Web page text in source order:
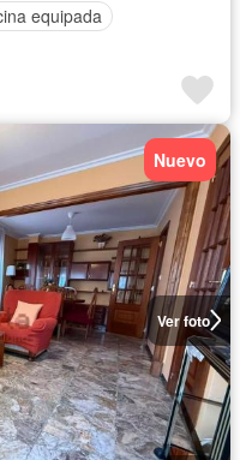
equipada
Ver foto
Nuevo